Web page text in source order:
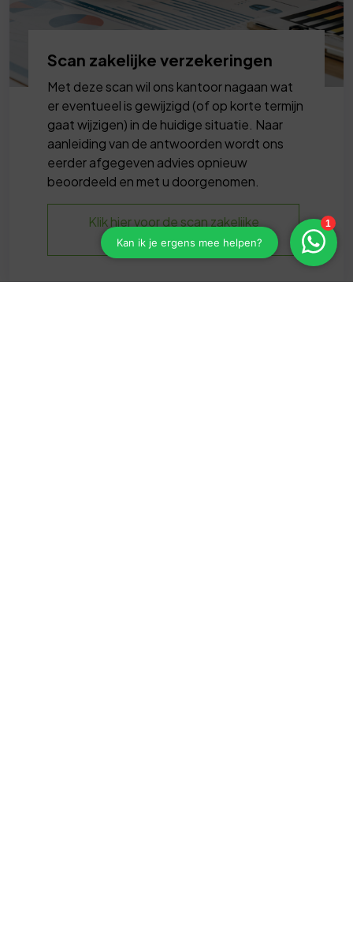
Scan zakelijke verzekeringen
Met deze scan wil ons kantoor nagaan wat
er eventueel is gewijzigd (of op korte termijn
gaat wijzigen) in de huidige situatie. Naar
aanleiding van de antwoorden wordt ons
eerder afgegeven advies opnieuw
beoordeeld en met u doorgenomen.
Klik hier voor de scan zakelijke
verzekeringen